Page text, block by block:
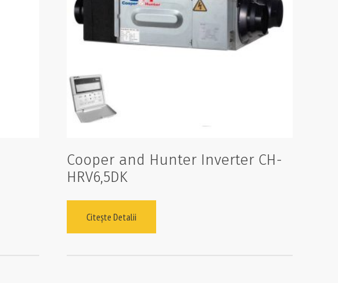
Cooper and Hunter Inverter CH-
HRV6,5DK
Citește Detalii